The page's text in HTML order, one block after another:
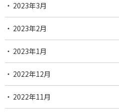
2023年3月
2023年2月
2023年1月
2022年12月
2022年11月